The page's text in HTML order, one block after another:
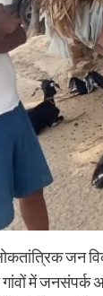
जन
में जनसंपर्क